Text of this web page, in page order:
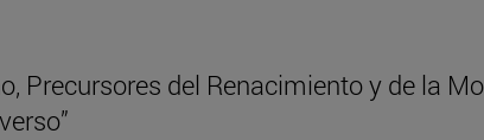
Precursores del Renacimiento y de la